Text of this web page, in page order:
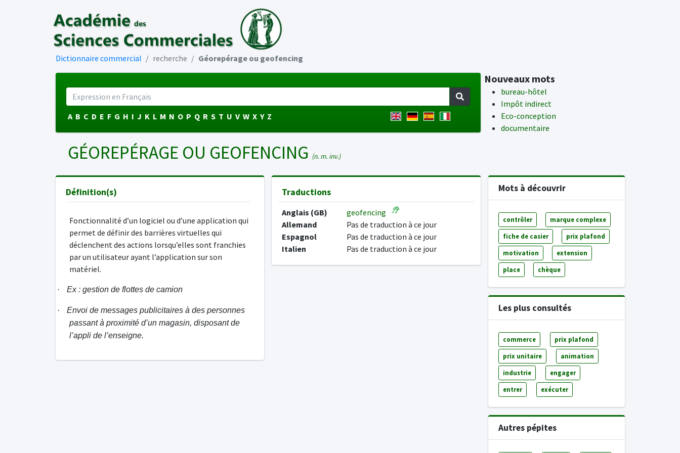
Dictionnaire commercial recherche Géorepérage ou geofencing
A B C D E F G H I J K L M N O P Q R S T U V W X Y Z
Nouveaux mots
bureau-hôtel
Impôt indirect
Eco-conception
documentaire
GÉOREPÉRAGE OU GEOFENCING (n. m. inv.)
Définition(s)
Fonctionnalité d’un logiciel ou d’une application qui
permet de définir des barrières virtuelles qui
déclenchent des actions lorsqu’elles sont franchies
par un utilisateur ayant l’application sur son
matériel.
· Ex : gestion de flottes de camion
·
Envoi de messages publicitaires à des personnes
passant à proximité d’un magasin, disposant de
l’appli de l’enseigne.
Traductions
Anglais (GB)
geofencing
Allemand
Pas de traduction à ce jour
Espagnol
Pas de traduction à ce jour
Italien
Pas de traduction à ce jour
Mots à découvrir
contrôler marque complexe
fiche de casier prix plafond
motivation extension
place chèque
Les plus consultés
commerce prix plafond
prix unitaire animation
industrie engager
entrer exécuter
Autres pépites